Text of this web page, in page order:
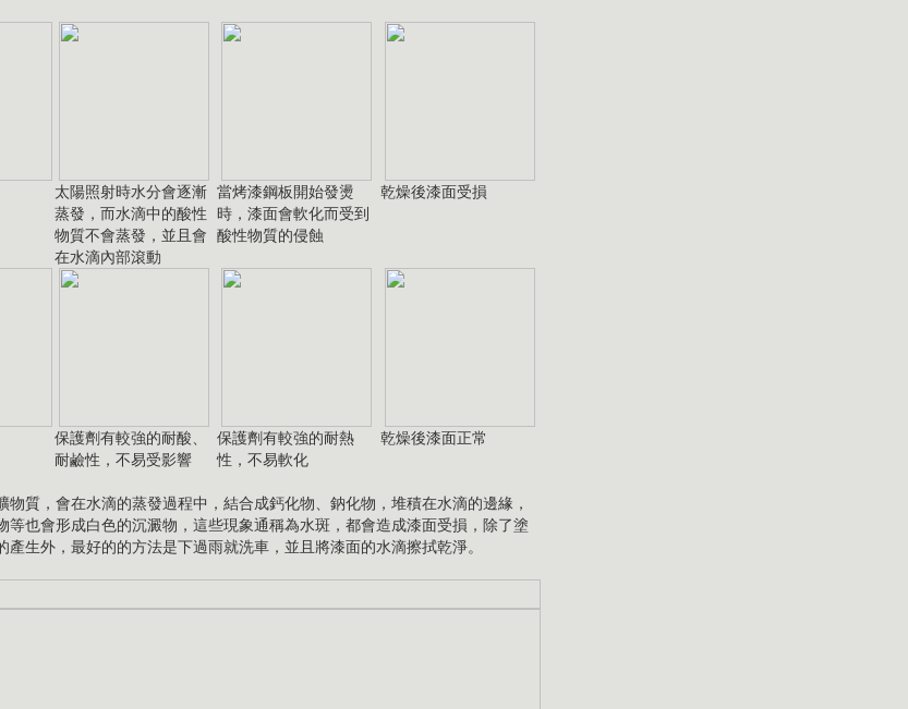
太陽照射時水分會逐漸
蒸發，而水滴中的酸性
物質不會蒸發，並且會
在水滴內部滾動
當烤漆鋼板開始發燙
時，漆面會軟化而受到
酸性物質的侵蝕
乾燥後漆面受損
保護劑有較強的耐酸、
耐鹼性，不易受影響
保護劑有較強的耐熱
性，不易軟化
乾燥後漆面正常
物質，會在水滴的蒸發過程中，結合成鈣化物、鈉化物，堆積在水滴的邊緣，
等也會形成白色的沉澱物，這些現象通稱為水斑，都會造成漆面受損，除了塗
產生外，最好的的方法是下過雨就洗車，並且將漆面的水滴擦拭乾淨。